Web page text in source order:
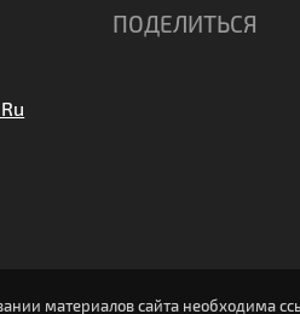
ПОДЕЛИТЬСЯ
материалов сайта необходима